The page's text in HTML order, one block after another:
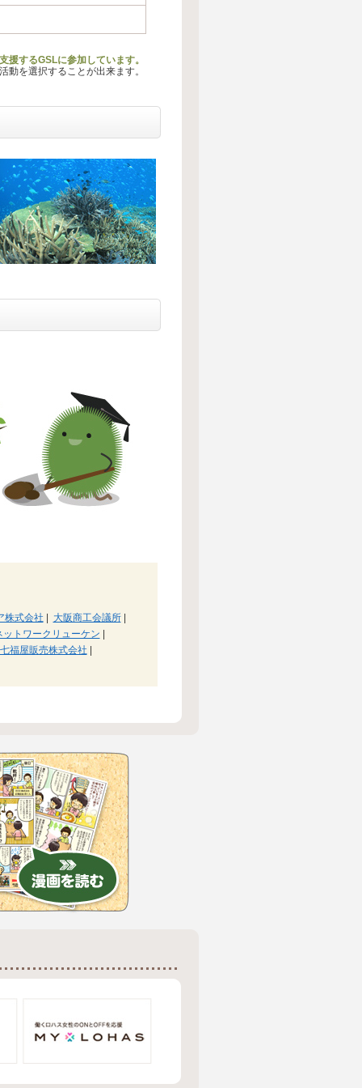
援するGSLに参加しています。
を選択することが出来ます。
株式会社 | 大阪商工会議所|
ットワークリューケン |
七福屋販売株式会社 |